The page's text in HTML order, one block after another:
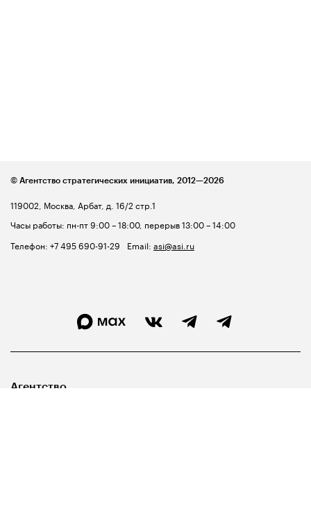
119002, Москва, Арбат, д. 16/2 стр.1
Часы работы: пн-пт 9:00 – 18:00, перерыв 13:00 – 14:00
Телефон: +7 495 690-91-29 Email: asi@asi.ru
© Агентство стратегических инициатив, 2012—2026
Агентство